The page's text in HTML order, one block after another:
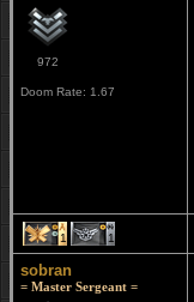
972
Doom Rate: 1.67
1 1
sobran
= Master Sergeant =